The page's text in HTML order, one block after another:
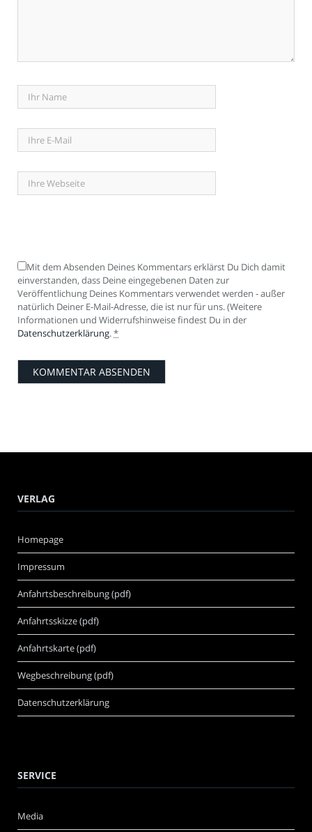
Mit dem Absenden Deines Kommentars erklärst Du Dich damit
einverstanden, dass Deine eingegebenen Daten zur
Veröffentlichung Deines Kommentars verwendet werden - außer
natürlich Deiner E-Mail-Adresse, die ist nur für uns. (Weitere
Informationen und Widerrufshinweise findest Du in der
Datenschutzerklärung.*
VERLAG
Homepage
Impressum
Anfahrtsbeschreibung (pdf)
Anfahrtsskizze (pdf)
Anfahrtskarte (pdf)
Wegbeschreibung (pdf)
Datenschutzerklärung
SERVICE
Media